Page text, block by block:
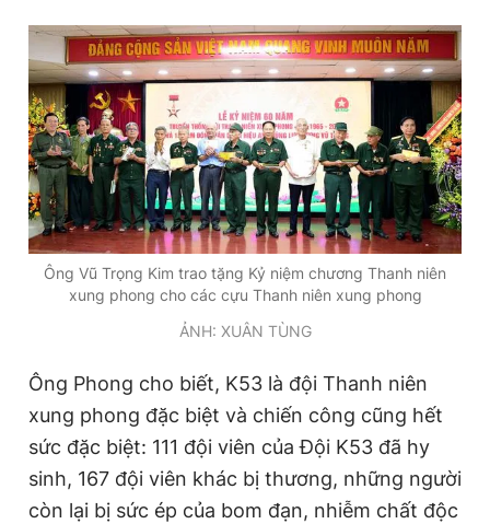
Ông Vũ Trọng Kim trao tặng Kỷ niệm chương Thanh niên
xung phong cho các cựu Thanh niên xung phong
ẢNH: XUÂN TÙNG
Ông Phong cho biết, K53 là đội Thanh niên
xung phong đặc biệt và chiến công cũng hết
sức đặc biệt: 111 đội viên của Đội K53 đã hy
sinh, 167 đội viên khác bị thương, những người
còn lại bị sức ép của bom đạn, nhiễm chất độc